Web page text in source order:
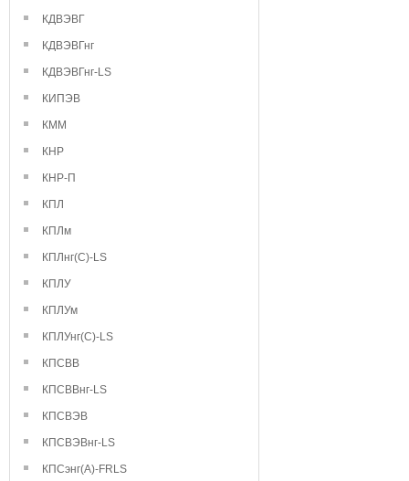
КДВЭВГ
КДВЭВГнг
КДВЭВГнг-LS
КИПЭВ
КММ
КНР
КНР-П
КПЛ
КПЛм
КПЛнг(С)-LS
КПЛУ
КПЛУм
КПЛУнг(С)-LS
КПСВВ
КПСВВнг-LS
КПСВЭВ
КПСВЭВнг-LS
КПСэнг(А)-FRLS